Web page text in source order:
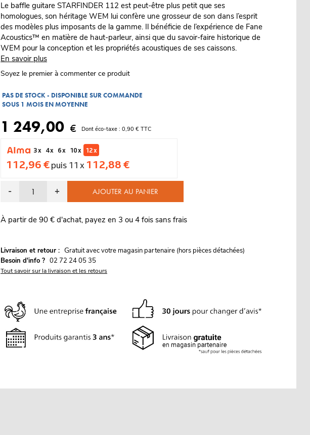
Le baffle guitare STARFINDER 112 est peut-être plus petit que ses
homologues, son héritage WEM lui confère une grosseur de son dans l’esprit
des modèles plus imposants de la gamme. Il bénéficie de l’expérience de Fane
Acoustics™ en matière de haut-parleur, ainsi que du savoir-faire historique de
WEM pour la conception et les propriétés acoustiques de ses caissons.
En savoir plus
Soyez le premier à commenter ce produit
PAS DE STOCK - DISPONIBLE SUR COMMANDE
SOUS 1 MOIS EN MOYENNE
1 249,00 € Dont éco-taxe : 0,90 € TTC
3 x 4 x 6 x 10 x 12 x
112,96 €puis 11 x 112,88 €
- + AJOUTER AU PANIER
À partir de 90 € d'achat, payez en 3 ou 4 fois sans frais
Livraison et retour : Gratuit avec votre magasin partenaire (hors pièces détachées)
Besoin d'info ? 02 72 24 05 35
Tout savoir sur la livraison et les retours